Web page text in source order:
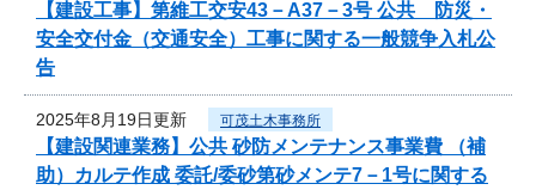
【建設工事】第維工交安43－A37－3号 公共 防災・
安全交付金（交通安全）工事に関する一般競争入札公
告
2025年8月19日更新 可茂土木事務所
【建設関連業務】公共 砂防メンテナンス事業費 （補
助）カルテ作成 委託/委砂第砂メンテ7－1号に関する